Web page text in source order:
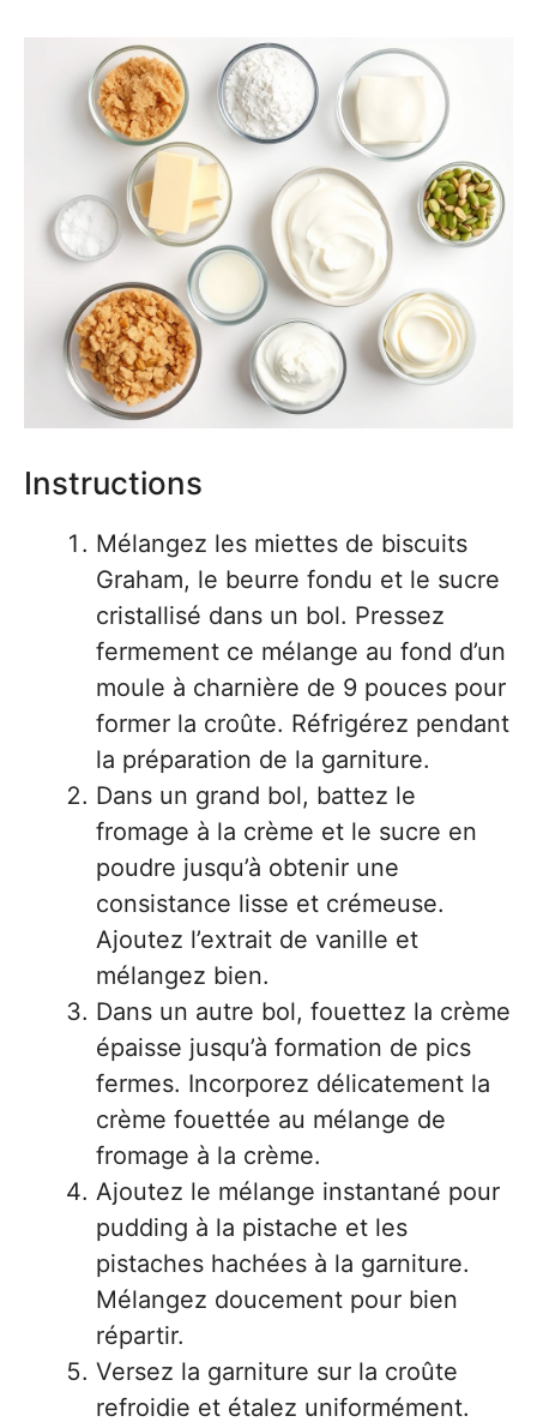
Instructions
Mélangez les miettes de biscuits
Graham, le beurre fondu et le sucre
cristallisé dans un bol. Pressez
fermement ce mélange au fond d’un
moule à charnière de 9 pouces pour
former la croûte. Réfrigérez pendant
la préparation de la garniture.
Dans un grand bol, battez le
fromage à la crème et le sucre en
poudre jusqu’à obtenir une
consistance lisse et crémeuse.
Ajoutez l’extrait de vanille et
mélangez bien.
Dans un autre bol, fouettez la crème
épaisse jusqu’à formation de pics
fermes. Incorporez délicatement la
crème fouettée au mélange de
fromage à la crème.
Ajoutez le mélange instantané pour
pudding à la pistache et les
pistaches hachées à la garniture.
Mélangez doucement pour bien
répartir.
Versez la garniture sur la croûte
refroidie et étalez uniformément.